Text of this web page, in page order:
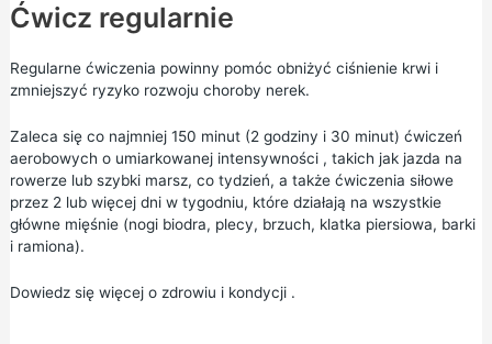
Ćwicz regularnie
Regularne ćwiczenia powinny pomóc obniżyć ciśnienie krwi i
zmniejszyć ryzyko rozwoju choroby nerek.
Zaleca się co najmniej 150 minut (2 godziny i 30 minut) ćwiczeń
aerobowych o umiarkowanej intensywności, takich jak jazda na
rowerze lub szybki marsz, co tydzień, a także ćwiczenia siłowe
przez 2 lub więcej dni w tygodniu, które działają na wszystkie
główne mięśnie (nogi biodra, plecy, brzuch, klatka piersiowa, barki
i ramiona).
Dowiedz się więcej o zdrowiu i kondycji.